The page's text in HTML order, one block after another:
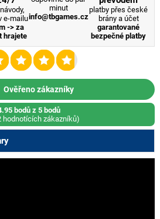
e-mailu
-> za
hrajete
minut
info@tbgames.cz
platby přes české
brány a účet
garantované
bezpečné platby
Ověřeno zákazníky
bodů z 5 bodů
hodnotících zákazníků)